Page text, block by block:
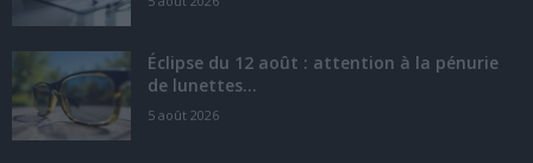
Éclipse du 12 août : attention à la pénurie
de lunettes...
5 août 2026